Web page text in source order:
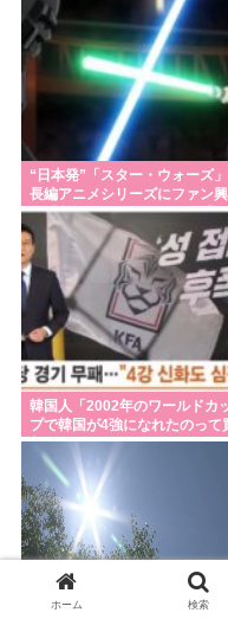
わりじゃん
自民党「日本を滅ぼ
ですw」👈お前ら
靖国のコスプレ禁
が参拝することへ
がいたら絵にならな
日本列島さん、人間
に厳しいwww
Powered by livedoor 相
“日本発”「スター・ウォーズ」
長編アニメシリーズにファン興
奮「劇場版にして欲しい」「艦
隊戦も派手で面白い」
韓国人「2002年のワールドカ
プで韓国が4強になれたのって
収したからじゃないの?」
ホーム 検索